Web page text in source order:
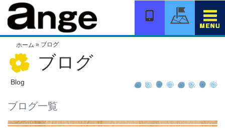
ン
ホーム » ブログ
ブログ
Blog
ブログ一覧